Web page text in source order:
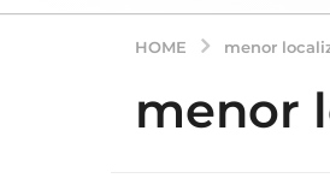
HOME menor
menor